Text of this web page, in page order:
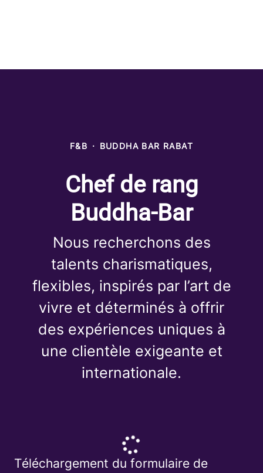
F&B · BUDDHA BAR RABAT
Chef de rang
Buddha-Bar
Nous recherchons des
talents charismatiques,
flexibles, inspirés par l’art de
vivre et déterminés à offrir
des expériences uniques à
une clientèle exigeante et
internationale.
Téléchargement du formulaire de